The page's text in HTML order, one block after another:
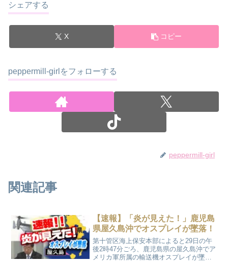
シェアする
X コピー
peppermill-girlをフォローする
peppermill-girl
関連記事
【速報】「炎が見えた！」鹿児島
県屋久島沖でオスプレイが墜落！
第十管区海上保安本部によると29日の午
後2時47分ごろ、鹿児島県の屋久島沖でア
メリカ軍所属の輸送機オスプレイが墜落